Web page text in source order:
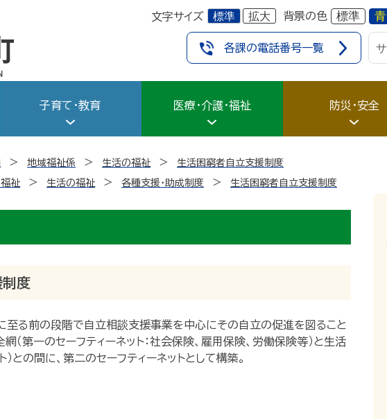
文字サイズ 標準 拡大 背景の色 標準 青
各課の電話番号一覧
子育て・教育 医療・介護・福祉 防災・安全
地域福祉係 生活の福祉
生活困窮者自立支援制度
福祉 生活の福祉 各種支援・助成制度 生活困窮者自立支援制度
制度
至る前の段階で自立相談支援事業を中心にその自立の促進を図ること
（第一のセーフティーネット：社会保険、雇用保険、労働保険等）と生活
）との間に、第二のセーフティーネットとして構築。